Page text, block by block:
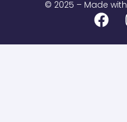
© 2025 – Made with